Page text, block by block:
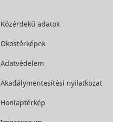
Közérdekű adatok
Okostérképek
Adatvédelem
Akadálymentesítési nyilatkozat
Honlaptérkép